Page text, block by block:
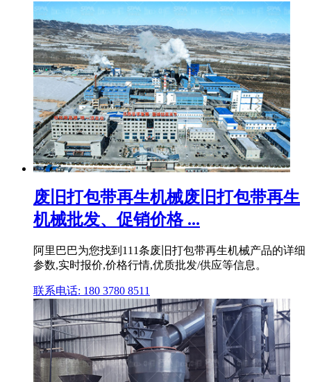
废旧打包带再生机械废旧打包带再生
机械批发、促销价格 ...
阿里巴巴为您找到111条废旧打包带再生机械产品的详细
参数,实时报价,价格行情,优质批发/供应等信息。
联系电话: 180 3780 8511